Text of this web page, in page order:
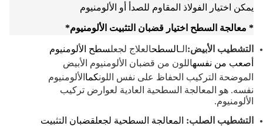
يمكن اختيار الفولاذ المقاوم للصدأ أو الألومنيوم
* معالجة السطح اختيار قضبان التثبيت الألومنيوم*
التشطيب الأبيض:الـالسطحالعلاج لجعلسطح الألومنيوم
أصعب من نفسهاللون من قضبان الألومنيوم الأبيض
الموضحة التركيب الحفاظ على نفس اللونكماالألومنيوم
نفسه. هو المعالجة السطحية العادية لعوارض تركيب
الألومنيوم.
التشطيب الصلب: المعالجة السطحية لجعلقضبان التثبيت